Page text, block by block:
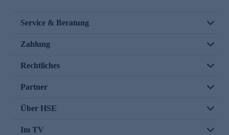
Service & Beratung
Zahlung
Rechtliches
Partner
Über HSE
Im TV